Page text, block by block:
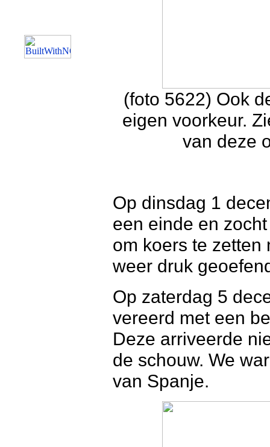
(foto 5622) Ook
eigen voorkeur.
van deze
Op dinsdag 1
een einde en
om koers te zetten
weer druk
Op zaterdag 5
vereerd met een
Deze arriveerde
de schouw. We
van Spanje.